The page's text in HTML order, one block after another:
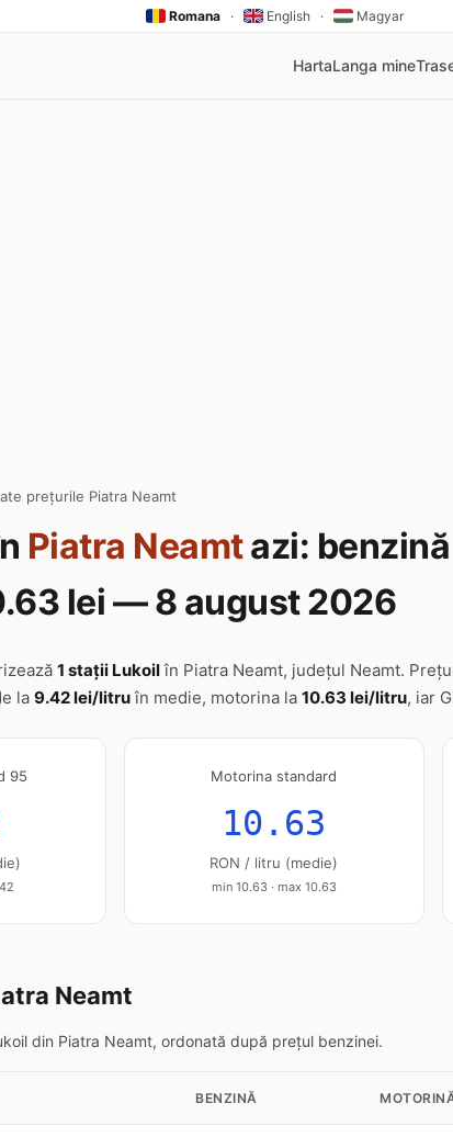
Romana · English · Magyar
HartaLanga mine
prețurile Piatra Neamt
Piatra Neamtazi:
lei — 8 august 2026
1 stații Lukoilîn Piatra Neamt, județul Neamt.
la 9.42 lei/litruîn medie, motorina la 10.63 lei/litru, iar
95 Motorina standard
10.63
RON / litru (medie)
min 10.63 · max 10.63
Neamt
din Piatra Neamt, ordonată după prețul benzinei.
BENZINĂ